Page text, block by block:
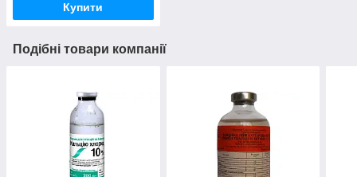
Купити
Подібні товари компанії